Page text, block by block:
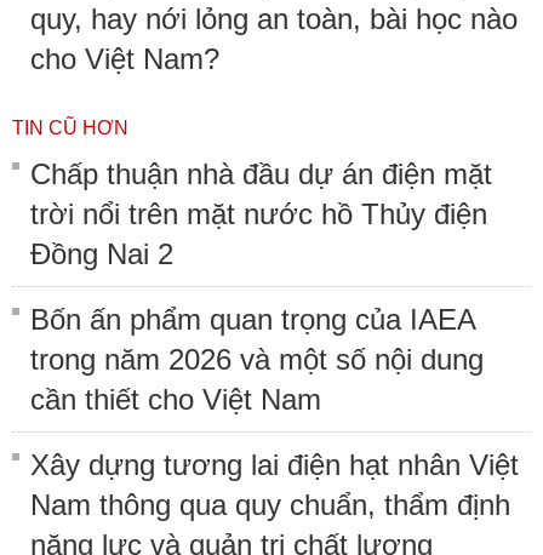
quy, hay nới lỏng an toàn, bài học nào
cho Việt Nam?
TIN CŨ HƠN
Chấp thuận nhà đầu dự án điện mặt
trời nổi trên mặt nước hồ Thủy điện
Đồng Nai 2
Bốn ấn phẩm quan trọng của IAEA
trong năm 2026 và một số nội dung
cần thiết cho Việt Nam
Xây dựng tương lai điện hạt nhân Việt
Nam thông qua quy chuẩn, thẩm định
năng lực và quản trị chất lượng